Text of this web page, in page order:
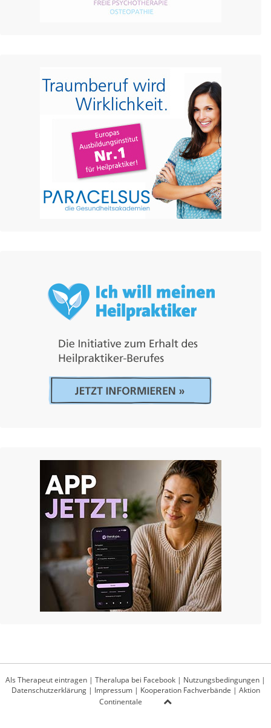
Als Therapeut eintragen | Theralupa bei Facebook | Nutzungsbedingungen |
Datenschutzerklärung| Impressum| Kooperation Fachverbände | Aktion
Continentale